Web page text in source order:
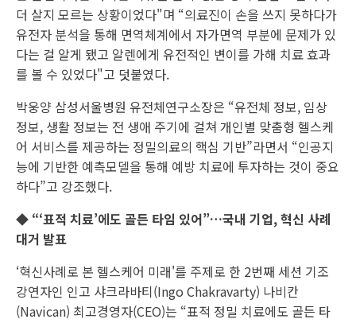
더 살지 모르는 상황이었다"며 “의료진이 손을 쓰지 못하다가
유전자 분석을 통해 면역체계에서 자가면역 부분에 문제가 있
다는 걸 알게 됐고 알렌에게 유전적인 변이를 가해 치료 효과
를 볼 수 있었다"고 덧붙였다.
박웅양 삼성서울병원 유전체연구소장은 “유전체 정보, 임상
정보, 생활 정보는 전 생애 주기에 걸쳐 개인별 맞춤형 헬스케
어 서비스를 제공하는 정밀의료의 핵심 기반”라면서 “인공지
능에 기반한 예측모델을 통해 예방 치료에 투자하는 것이 중요
하다”고 강조했다.
◆ “‘표적 치료’에도 골든 타임 있어”…국내 기업, 혁신 사례
대거 발표
‘혁신사례로 본 헬스케어 미래'를 주제로 한 2번째 세션 기조
강연자인 인고 샤크라바티(Ingo Chakravarty) 나비칸
(Navican) 최고경영자(CEO)는 “표적 정밀 치료에도 골든 타